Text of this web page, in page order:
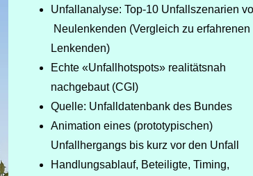
Unfallanalyse: Top-10 Unfallszenarien
Neulenkenden (Vergleich zu erfahrenen
Lenkenden)
Echte «Unfallhotspots» realitätsnah
nachgebaut (CGI)
Quelle: Unfalldatenbank des Bundes
Animation eines (prototypischen)
Unfallhergangs bis kurz vor den Unfall
Handlungsablauf, Beteiligte, Timing,